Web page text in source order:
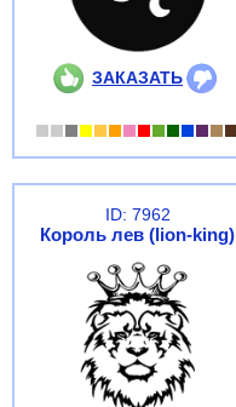
ЗАКАЗАТЬ
ID: 7962
Король лев (lion-king)